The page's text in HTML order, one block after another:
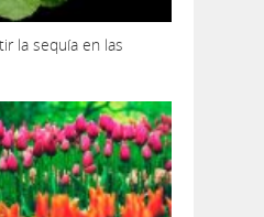
la sequía en las